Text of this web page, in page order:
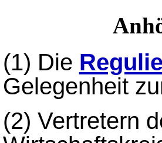
(1) Die
Gelegenheit
(2) Vertretern